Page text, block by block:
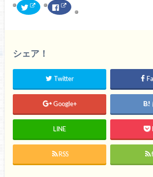
ク
ッ
i
t
e
共
有
し
い
ド
ウ
き
F
c
す
る
に
は
ク
ッ
ク
し
く
さ
い
(
新
し
シェア！
Twitter
Google+
LINE
RSS